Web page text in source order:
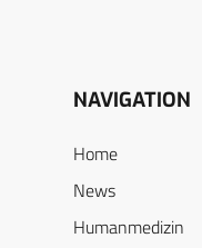
NAVIGATION
Home
News
Humanmedizin